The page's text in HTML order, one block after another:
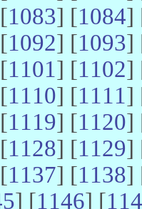
1083] [1084]
1092] [1093]
1101] [1102]
1110] [1111]
1119] [1120]
1128] [1129]
1137] [1138]
] [1146] [